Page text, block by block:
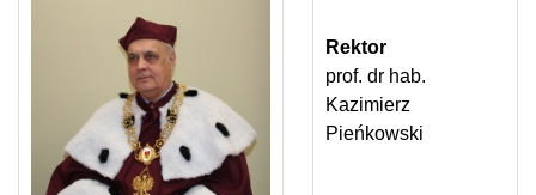
Rektor
prof. dr hab.
Kazimierz
Pieńkowski